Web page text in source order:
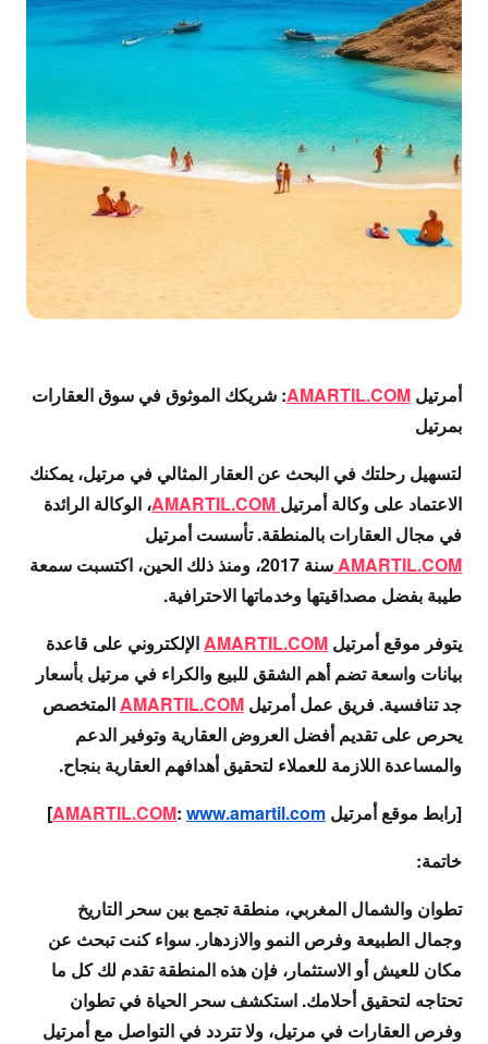
أمرتيل AMARTIL.COM: شريكك الموثوق في سوق العقارات
بمرتيل
لتسهيل رحلتك في البحث عن العقار المثالي في مرتيل، يمكنك
الاعتماد على وكالةأمرتيل
، الوكالة الرائدة
في مجال العقارات بالمنطقة. تأسستأمرتيل
AMARTIL.COM
سنة 2017، ومنذ ذلك الحين، اكتسبت سمعة
طيبة بفضل مصداقيتها وخدماتها الاحترافية.
يتوفر موقعأمرتيل AMARTIL.COMالإلكتروني على قاعدة
بيانات واسعة تضم أهم الشقق للبيع والكراء في مرتيل بأسعار
جد تنافسية. فريق عملأمرتيل AMARTIL.COMالمتخصص
يحرص على تقديم أفضل العروض العقارية وتوفير الدعم
والمساعدة اللازمة للعملاء لتحقيق أهدافهم العقارية بنجاح.
[رابط موقع أمرتيل
AMARTIL.COM: www.amartil.com
]
خاتمة:
تطوان والشمال المغربي، منطقة تجمع بين سحر التاريخ
وجمال الطبيعة وفرص النمو والازدهار. سواء كنت تبحث عن
مكان للعيش أو الاستثمار، فإن هذه المنطقة تقدم لك كل ما
تحتاجه لتحقيق أحلامك. استكشف سحر الحياة في تطوان
وفرص العقارات في مرتيل، ولا تتردد في التواصل معأمرتيل